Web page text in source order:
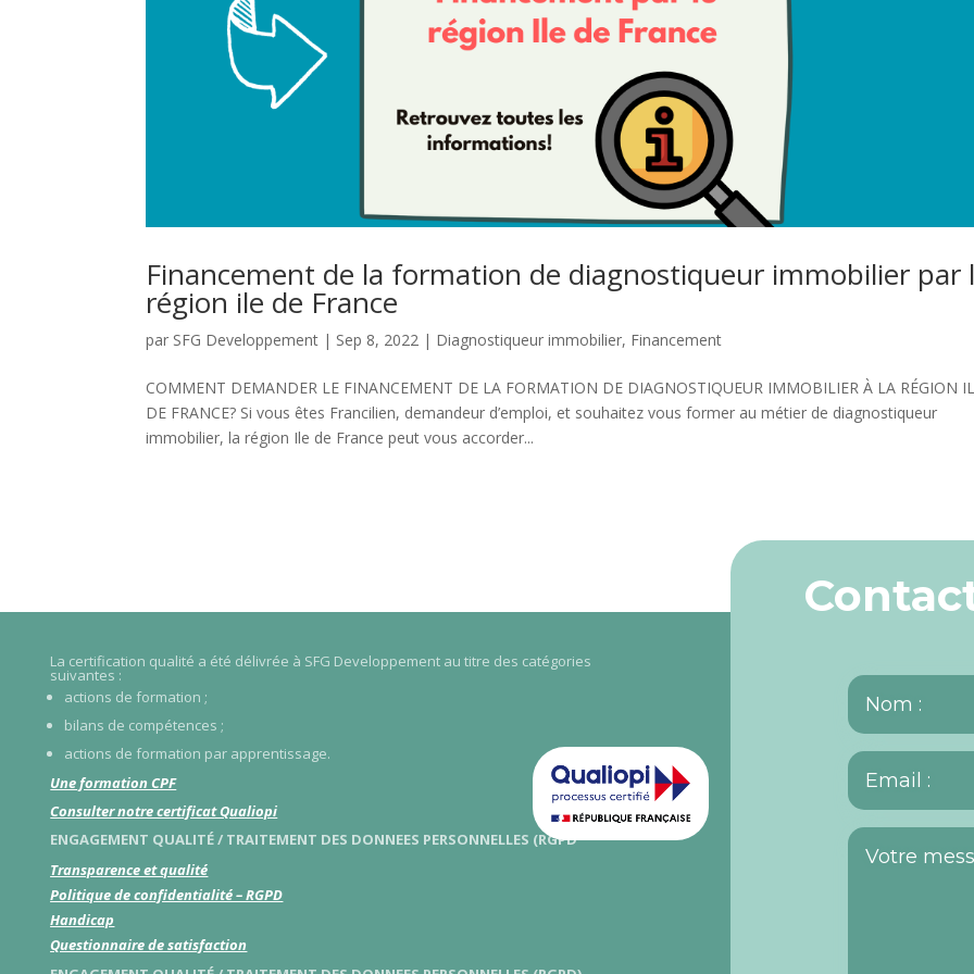
Financement de la formation de diagnostiqueur immobilier par
région ile de France
par SFG Developpement | Sep 8, 2022 | Diagnostiqueur immobilier, Financement
COMMENT DEMANDER LE FINANCEMENT DE LA FORMATION DE DIAGNOSTIQUEUR IMMOBILIER À LA RÉGION
DE FRANCE? Si vous êtes Francilien, demandeur d’emploi, et souhaitez vous former au métier de diagnostiqueur
immobilier, la région Ile de France peut vous accorder...
La certification qualité a été délivrée à SFG Developpement au titre des catégories
suivantes :
actions de formation ;
bilans de compétences ;
actions de formation par apprentissage.
Une formation CPF
Consulter notre certificat Qualiopi
ENGAGEMENT QUALITÉ / TRAITEMENT DES DONNEES PERSONNELLES (RGPD
Transparence et qualité
Politique de confidentialité – RGPD
Handicap
Questionnaire de satisfaction